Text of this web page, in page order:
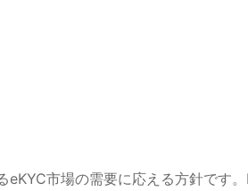
eKYC市場の需要に応える方針です